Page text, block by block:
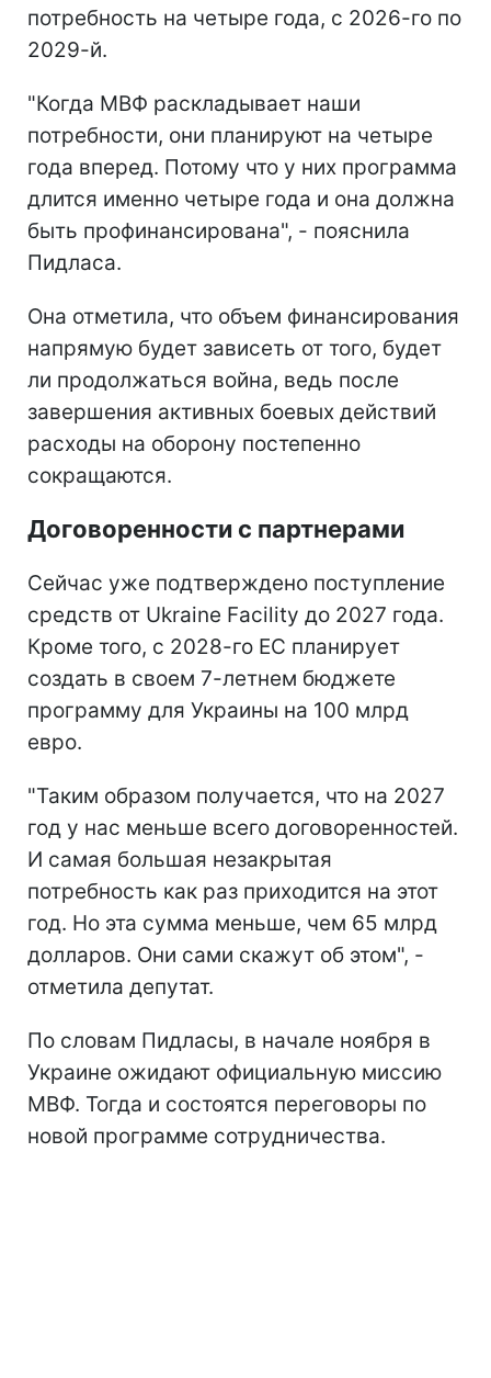
потребность на четыре года, с 2026-го по
2029-й.
"Когда МВФ раскладывает наши
потребности, они планируют на четыре
года вперед. Потому что у них программа
длится именно четыре года и она должна
быть профинансирована", - пояснила
Пидласа.
Она отметила, что объем финансирования
напрямую будет зависеть от того, будет
ли продолжаться война, ведь после
завершения активных боевых действий
расходы на оборону постепенно
сокращаются.
Договоренности с партнерами
Сейчас уже подтверждено поступление
средств от Ukraine Facility до 2027 года.
Кроме того, с 2028-го ЕС планирует
создать в своем 7-летнем бюджете
программу для Украины на 100 млрд
евро.
"Таким образом получается, что на 2027
год у нас меньше всего договоренностей.
И самая большая незакрытая
потребность как раз приходится на этот
год. Но эта сумма меньше, чем 65 млрд
долларов. Они сами скажут об этом", -
отметила депутат.
По словам Пидласы, в начале ноября в
Украине ожидают официальную миссию
МВФ. Тогда и состоятся переговоры по
новой программе сотрудничества.